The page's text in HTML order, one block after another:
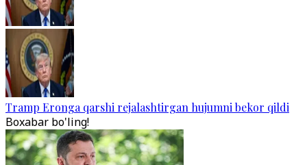
Tramp Eronga qarshi rejalashtirgan hujumni bekor qildi
Boxabar bo'ling!